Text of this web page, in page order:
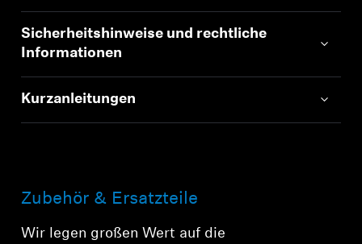
Sicherheitshinweise und rechtliche
Informationen
Kurzanleitungen
Zubehör & Ersatzteile
Wir legen großen Wert auf die